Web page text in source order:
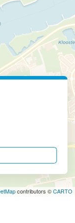
contributors ©CARTO